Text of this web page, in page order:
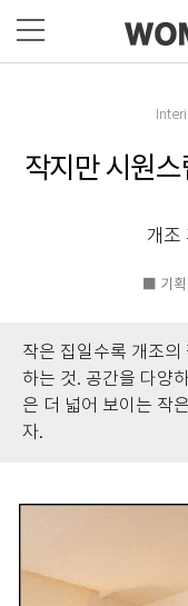
작지만 시원
개조
■ 기획
작은 집일수록 개조
하는 것. 공간을 다양
은 더 넓어 보이는 작
자.